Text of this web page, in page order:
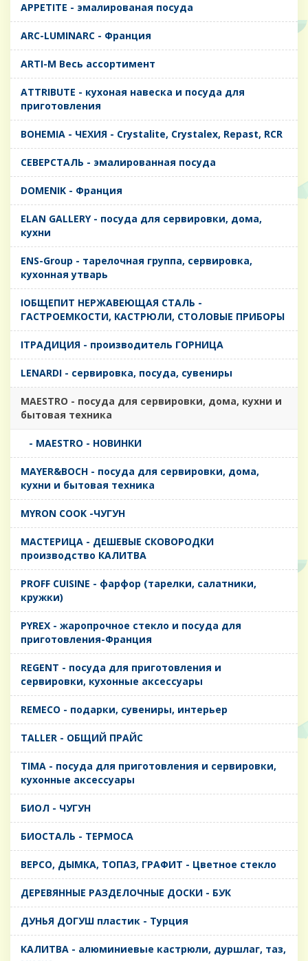
APPETITE - эмалированая посуда
ARC-LUMINARC - Франция
ARTI-M Весь ассортимент
ATTRIBUTE - кухоная навеска и посуда для
приготовления
BOHEMIA - ЧЕХИЯ - Crystalite, Crystalex, Repast, RCR
CЕВЕРСТАЛЬ - эмалированная посуда
DOMENIK - Франция
ELAN GALLERY - посуда для сервировки, дома,
кухни
ENS-Group - тарелочная группа, сервировка,
кухонная утварь
IОБЩЕПИТ НЕРЖАВЕЮЩАЯ СТАЛЬ -
ГАСТРОЕМКОСТИ, КАСТРЮЛИ, СТОЛОВЫЕ ПРИБОРЫ
IТРАДИЦИЯ - производитель ГОРНИЦА
LENARDI - сервировка, посуда, сувениры
MAESTRO - посуда для сервировки, дома, кухни и
бытовая техника
- MAESTRO - НОВИНКИ
MAYER&BOCH - посуда для сервировки, дома,
кухни и бытовая техника
MYRON COOK -ЧУГУН
MАСТЕРИЦА - ДЕШЕВЫЕ СКОВОРОДКИ
производство КАЛИТВА
PROFF CUISINE - фарфор (тарелки, салатники,
кружки)
PYREX - жаропрочное стекло и посуда для
приготовления-Франция
REGENT - посуда для приготовления и
сервировки, кухонные аксессуары
REMECO - подарки, сувениры, интерьер
TALLER - ОБЩИЙ ПРАЙС
TIMA - посуда для приготовления и сервировки,
кухонные аксессуары
БИОЛ - ЧУГУН
БИОСТАЛЬ - ТЕРМОСА
ВЕРСО, ДЫМКА, ТОПАЗ, ГРАФИТ - Цветное стекло
ДЕРЕВЯННЫЕ РАЗДЕЛОЧНЫЕ ДОСКИ - БУК
ДУНЬЯ ДОГУШ пластик - Турция
КАЛИТВА - алюминиевые кастрюли, дуршлаг, таз,